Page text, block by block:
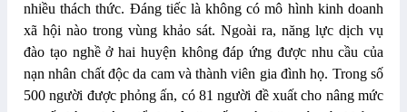
nhiều thách thức. Đáng tiếc là không có mô hình kinh doanh
xã hội nào trong vùng khảo sát. Ngoài ra, năng lực dịch vụ
đào tạo nghề ở hai huyện không đáp ứng được nhu cầu của
nạn nhân chất độc da cam và thành viên gia đình họ. Trong số
500 người được phỏng ấn, có 81 người đề xuất cho nâng mức